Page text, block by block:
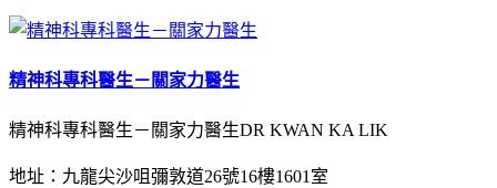
精神科專科醫生－關家力醫生
精神科專科醫生－關家力醫生DR KWAN KA LIK
地址：九龍尖沙咀彌敦道26號16樓1601室